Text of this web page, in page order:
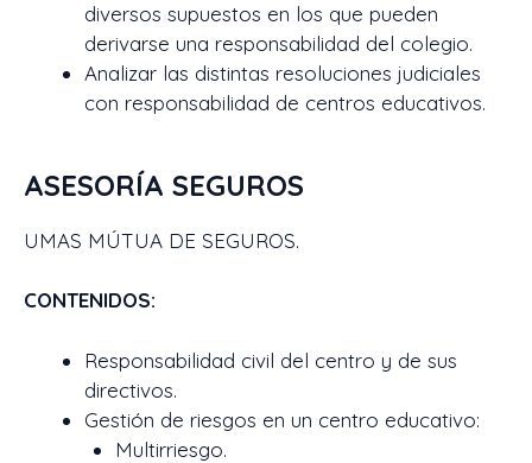
diversos supuestos en los que pueden
derivarse una responsabilidad del colegio.
Analizar las distintas resoluciones judiciales
con responsabilidad de centros educativos.
ASESORÍA SEGUROS
UMAS MÚTUA DE SEGUROS.
CONTENIDOS:
Responsabilidad civil del centro y de sus
directivos.
Gestión de riesgos en un centro educativo:
Multirriesgo.